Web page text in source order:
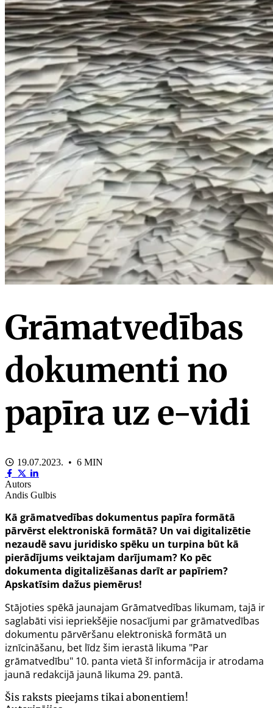
Grāmatvedības
dokumenti no
papīra uz e-vidi
19.07.2023. • 6 MIN
Autors
Andis Gulbis
Kā grāmatvedības dokumentus papīra formātā
pārvērst elektroniskā formātā? Un vai digitalizētie
nezaudē savu juridisko spēku un turpina būt kā
pierādījums veiktajam darījumam? Ko pēc
dokumenta digitalizēšanas darīt ar papīriem?
Apskatīsim dažus piemērus!
Stājoties spēkā jaunajam Grāmatvedības likumam, tajā ir
saglabāti visi iepriekšējie nosacījumi par grāmatvedības
dokumentu pārvēršanu elektroniskā formātā un
iznīcināšanu, bet līdz šim ierastā likuma "Par
grāmatvedību" 10. panta vietā šī informācija ir atrodama
jaunā redakcijā jaunā likuma 29. pantā.
Šis raksts pieejams tikai abonentiem!